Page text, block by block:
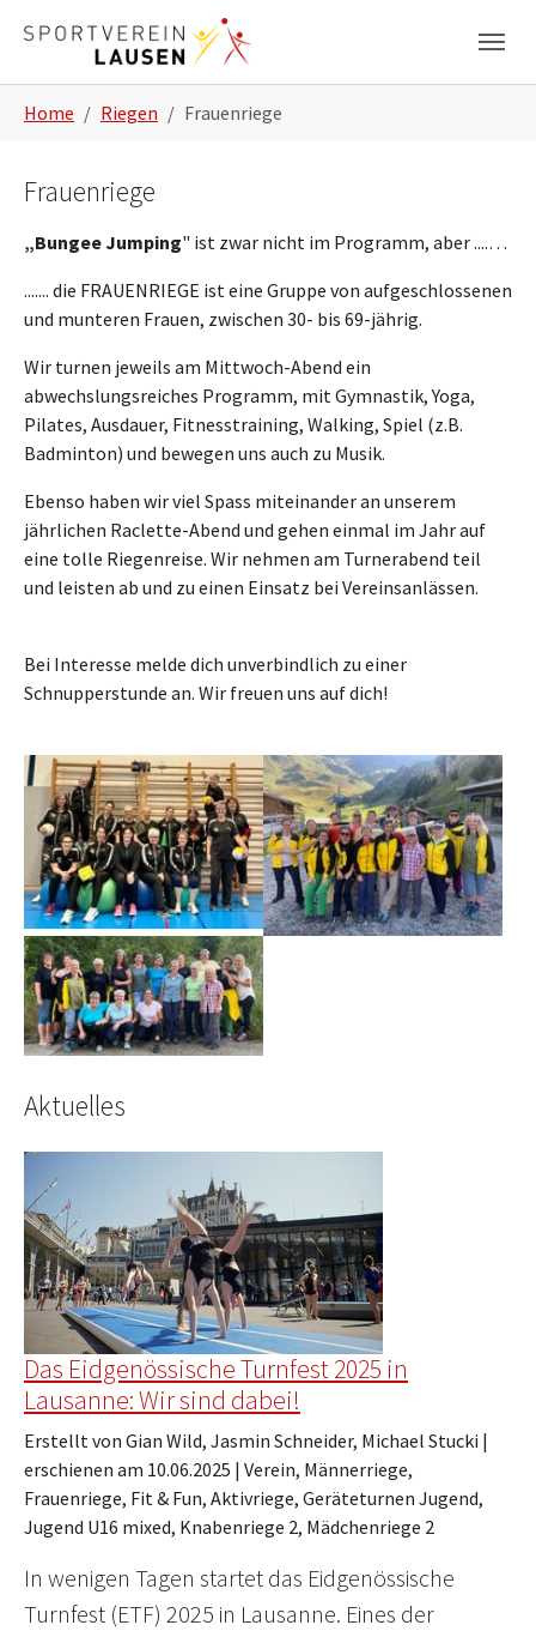
Home Riegen Frauenriege
Frauenriege
„Bungee Jumping" ist zwar nicht im Programm, aber ....…
....... die FRAUENRIEGE ist eine Gruppe von aufgeschlossenen
und munteren Frauen, zwischen 30- bis 69-jährig.
Wir turnen jeweils am Mittwoch-Abend ein
abwechslungsreiches Programm, mit Gymnastik, Yoga,
Pilates, Ausdauer, Fitnesstraining, Walking, Spiel (z.B.
Badminton) und bewegen uns auch zu Musik.
Ebenso haben wir viel Spass miteinander an unserem
jährlichen Raclette-Abend und gehen einmal im Jahr auf
eine tolle Riegenreise. Wir nehmen am Turnerabend teil
und leisten ab und zu einen Einsatz bei Vereinsanlässen.
Bei Interesse melde dich unverbindlich zu einer
Schnupperstunde an. Wir freuen uns auf dich!
Show larger version Show larger version
Show larger version
Aktuelles
Das Eidgenössische Turnfest 2025 in
Lausanne: Wir sind dabei!
Erstellt von Gian Wild, Jasmin Schneider, Michael Stucki |
erschienen am 10.06.2025 | Verein, Männerriege,
Frauenriege, Fit & Fun, Aktivriege, Geräteturnen Jugend,
Jugend U16 mixed, Knabenriege 2, Mädchenriege 2
In wenigen Tagen startet das Eidgenössische
Turnfest (ETF) 2025 in Lausanne. Eines der